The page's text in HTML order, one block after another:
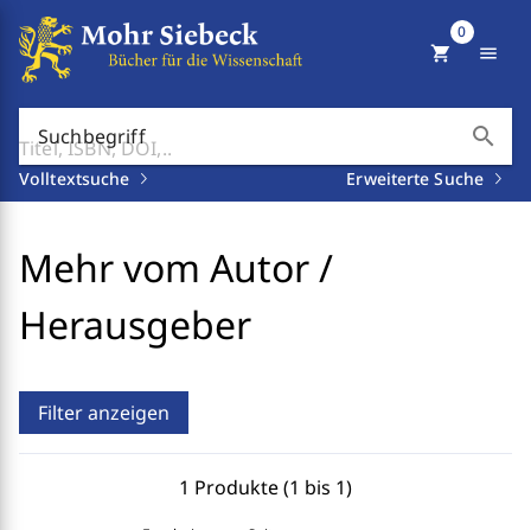
Suchbegriff search
Volltextsuche Erweiterte Suche
shopping_cart
0
menu
Mehr vom Autor /
Herausgeber
Filter anzeigen
1 Produkte (1 bis 1)